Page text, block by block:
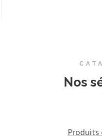
Nos
Produits